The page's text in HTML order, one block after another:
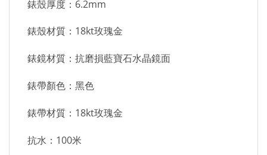
錶殼厚度：6.2mm
錶殼材質：18kt玫瑰金
錶鏡材質：抗磨損藍寶石水晶鏡面
錶帶顏色：黑色
錶帶材質：18kt玫瑰金
抗水：100米